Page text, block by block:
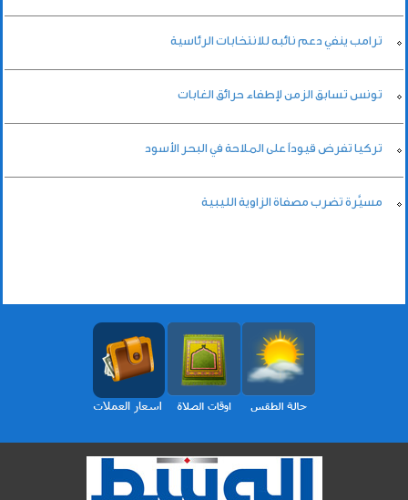
ترامب ينفي دعم نائبه للانتخابات الرئاسية
تونس تسابق الزمن لإطفاء حرائق الغابات
تركيا تفرض قيوداً على الملاحة في البحر الأسود
مسيَّرة تضرب مصفاة الزاوية الليبية